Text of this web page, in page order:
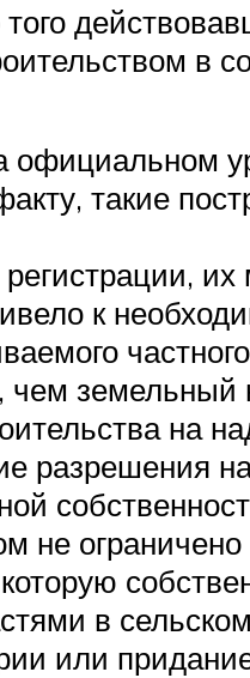
в
такие
к
земельный
на
разрешения
не
в
или